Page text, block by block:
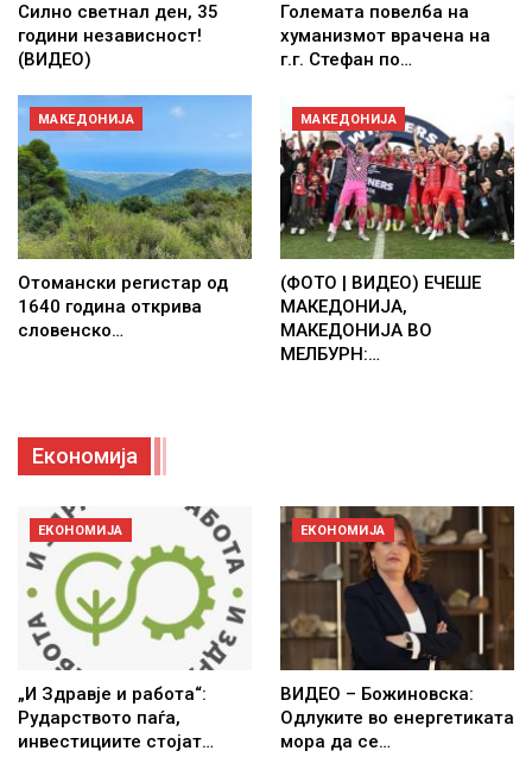
Силно светнал ден, 35
години независност!
(ВИДЕО)
Големата повелба на
хуманизмот врачена на
г.г. Стефан по…
МАКЕДОНИЈА
Отомански регистар од
1640 година открива
словенско…
МАКЕДОНИЈА
(ФОТО | ВИДЕО) ЕЧЕШЕ
МАКЕДОНИЈА,
МАКЕДОНИЈА ВО
МЕЛБУРН:…
Економија
ЕКОНОМИЈА
„И Здравје и работа“:
Рударството паѓа,
инвестициите стојат…
ЕКОНОМИЈА
ВИДЕО – Божиновска:
Одлуките во енергетиката
мора да се…